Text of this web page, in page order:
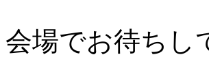
会場でお待ちし